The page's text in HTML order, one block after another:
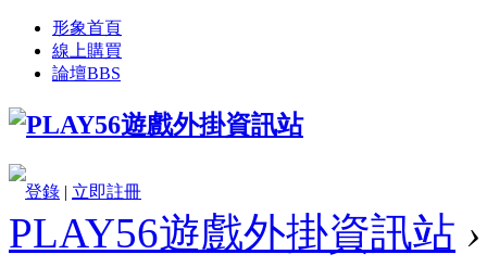
形象首頁
線上購買
論壇BBS
登錄 | 立即註冊
PLAY56遊戲外掛資訊站 ›